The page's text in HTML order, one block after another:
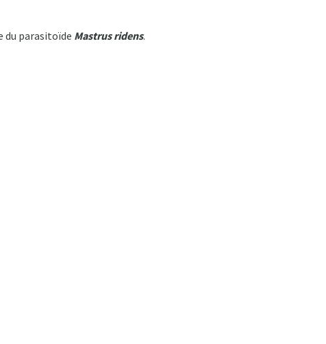
du parasitoïde Mastrus ridens.